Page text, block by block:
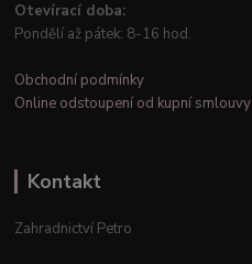
Otevírací doba:
Pondělí až pátek: 8-16 hod.
Obchodní podmínky
Online odstoupení od kupní smlouvy
Kontakt
Zahradnictví Petro